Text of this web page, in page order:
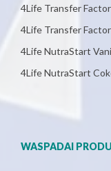
4Life Transfer
4Life Transfer
4Life NutraStart
4Life NutraStart
WASPADAI